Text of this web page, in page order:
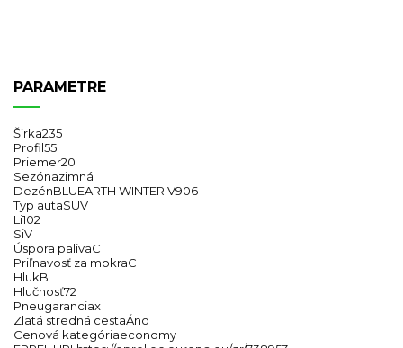
PARAMETRE
Šírka235
Profil55
Priemer20
Sezónazimná
DezénBLUEARTH WINTER V906
Typ autaSUV
Li102
SiV
Úspora palivaC
Priľnavosť za mokraC
HlukB
Hlučnosť72
Pneugaranciax
Zlatá stredná cestaÁno
Cenová kategóriaeconomy